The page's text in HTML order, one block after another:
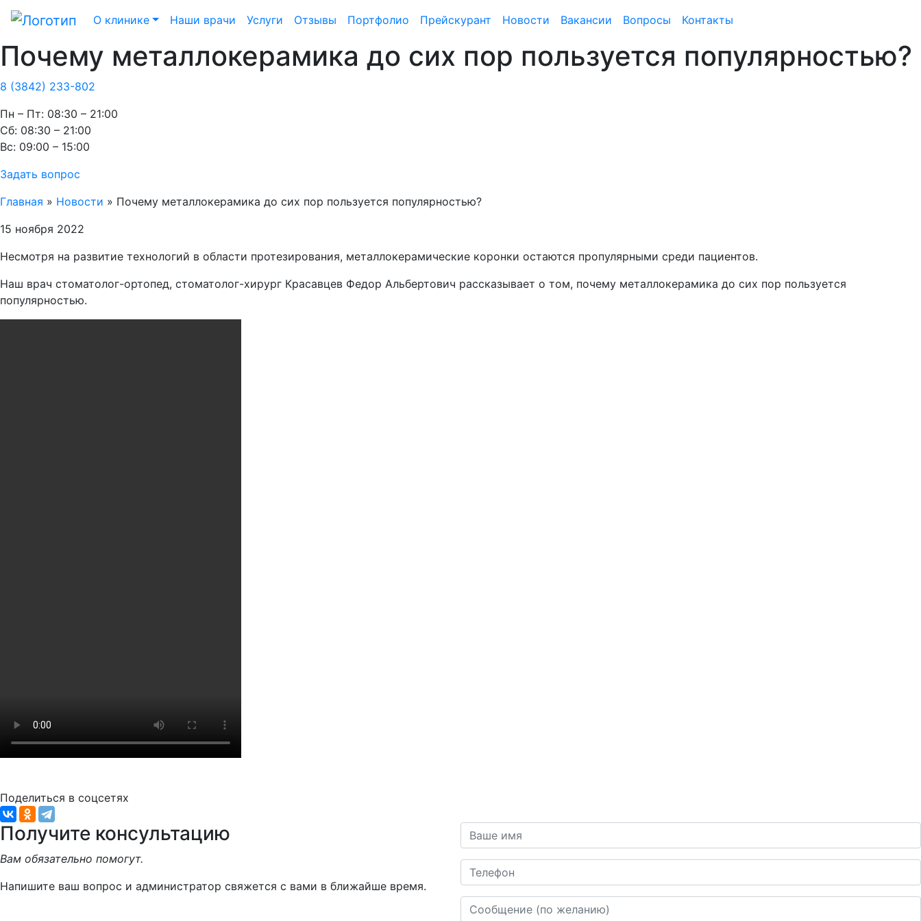
О клинике Наши врачи Услуги Отзывы Портфолио Прейскурант Новости Вакансии Вопросы Контакты
Почему металлокерамика до сих пор пользуется популярностью?
8 (3842) 233-802
Пн – Пт: 08:30 – 21:00
Cб: 08:30 – 21:00
Вс: 09:00 – 15:00
Задать вопрос
Главная » Новости » Почему металлокерамика до сих пор пользуется популярностью?
15 ноября 2022
Несмотря на развитие технологий в области протезирования, металлокерамические коронки остаются пропулярными среди пациентов.
Наш врач стоматолог-ортопед, стоматолог-хирург Красавцев Федор Альбертович рассказывает о том, почему металлокерамика до сих пор пользуется
популярностью.
Поделиться в соцсетях
Получите консультацию
Вам обязательно помогут.
Напишите ваш вопрос и администратор свяжется с вами в ближайше время.
Ваше имя
Телефон
Сообщение